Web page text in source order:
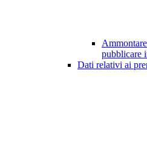
pubblicare
Dati relativi ai